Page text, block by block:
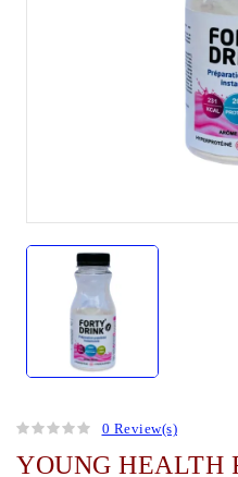
0 Review(s)
YOUNG HEALTH